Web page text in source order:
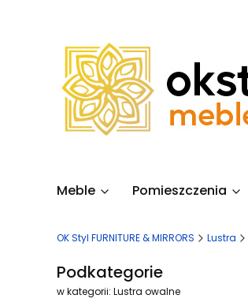
Meble Pomieszczenia
OK Styl FURNITURE & MIRRORS Lustra
Podkategorie
w kategorii: Lustra owalne